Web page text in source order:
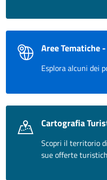
Aree Tematiche
Esplora alcuni dei
Cartografia
Scopri il territorio
sue offerte